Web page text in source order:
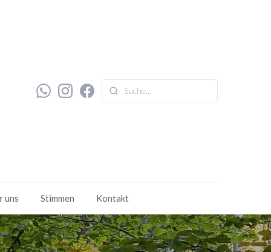
uns Stimmen Kontakt